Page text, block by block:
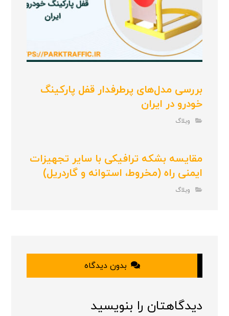
بررسی مدل‌های پرطرفدار قفل پارکینگ
خودرو در ایران
وبلاگ
مقایسه بشکه ترافیکی با سایر تجهیزات
ایمنی راه (مخروط، استوانه و گاردریل)
وبلاگ
بدون دیدگاه
دیدگاهتان را بنویسید